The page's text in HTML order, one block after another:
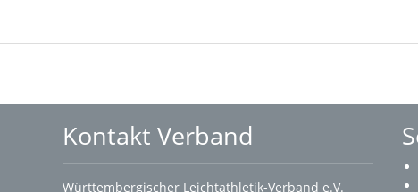
Kontakt Verband
Württembergischer Leichtathletik-Verband e.V.